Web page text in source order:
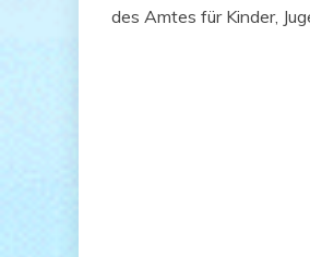
des Amtes für Kin­der,